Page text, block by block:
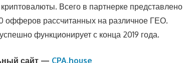
криптовалюты. Всего в партнерке представлено
офферов рассчитанных на различное ГЕО.
функционирует с конца 2019 года.
сайт — CPA.house